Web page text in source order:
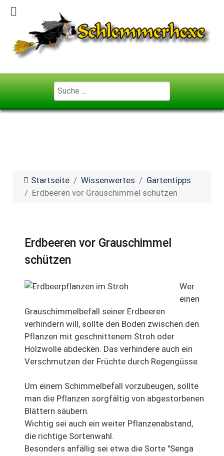
Geben Sie ...
Startseite Wissenwertes
Gartentipps
Erdbeeren vor Grauschimmel schützen
Erdbeeren vor Grauschimmel
schützen
Wer
einen
Grauschimmelbefall seiner Erdbeeren
verhindern will, sollte den Boden zwischen den
Pflanzen mit geschnittenem Stroh oder
Holzwolle abdecken. Das verhindere auch ein
Verschmutzen der Früchte durch Regengüsse.
Um einem Schimmelbefall vorzubeugen, sollte
man die Pflanzen sorgfältig von abgestorbenen
Blättern säubern.
Wichtig sei auch ein weiter Pflanzenabstand,
die richtige Sortenwahl.
Besonders anfällig sei etwa die Sorte "Senga